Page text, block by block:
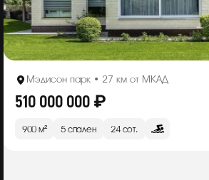
Мэдисон парк • 27 км от МКАД
510 000 000 ₽
900 м² 5 спален 24 сот.